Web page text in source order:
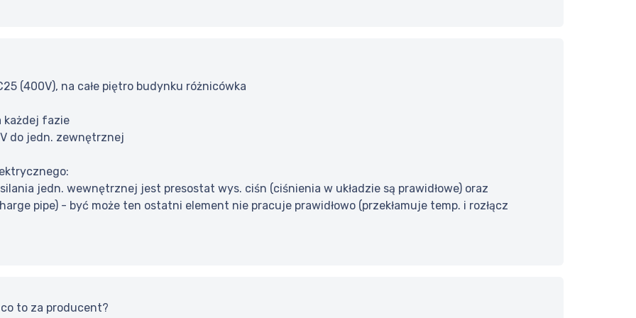
(400V), na całe piętro budynku różnicówka
każdej fazie
do jedn. zewnętrznej
jedn. wewnętrznej jest presostat wys. ciśn (ciśnienia w układzie są prawidłowe) oraz
pipe) - być może ten ostatni element nie pracuje prawidłowo (przekłamuje temp. i rozłącz
to za producent?